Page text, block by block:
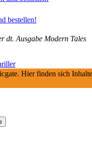
dt. Ausgabe Modern Tales
Hier finden sich